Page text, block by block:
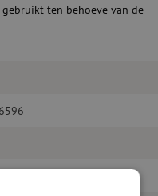
ten behoeve van de